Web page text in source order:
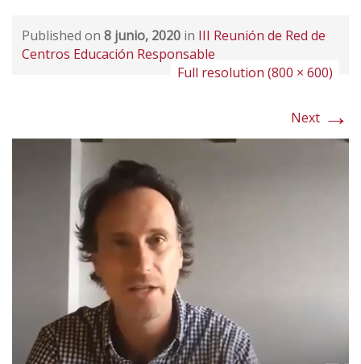
Published on 8 junio, 2020 in III Reunión de Red de
Centros Educación Responsable
Full resolution (800 × 600)
Next →